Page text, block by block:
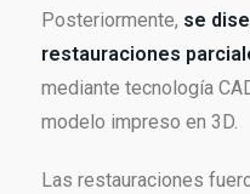
Posteriormente, se
restauraciones
mediante tecnología
modelo impreso en 3D.
Las restauraciones